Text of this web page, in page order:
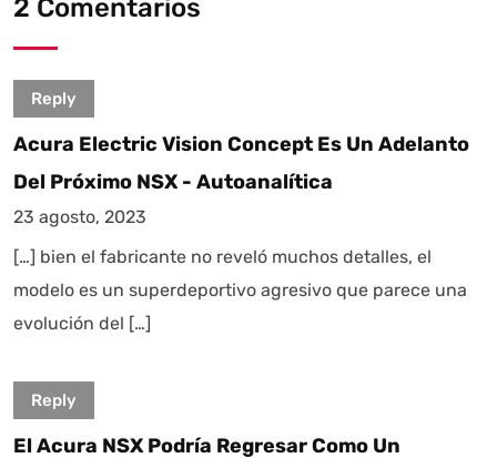
2 Comentarios
Reply
Acura Electric Vision Concept Es Un Adelanto
Del Próximo NSX - Autoanalítica
23 agosto, 2023
[…] bien el fabricante no reveló muchos detalles, el
modelo es un superdeportivo agresivo que parece una
evolución del […]
Reply
El Acura NSX Podría Regresar Como Un